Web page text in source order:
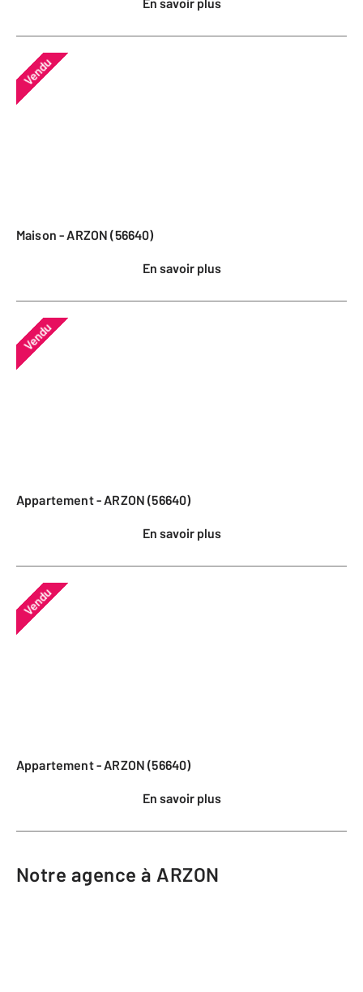
Vendu
Maison - ARZON (56640)
En savoir plus
Vendu
Appartement - ARZON (56640)
En savoir plus
Vendu
Appartement - ARZON (56640)
En savoir plus
Notre agence à ARZON